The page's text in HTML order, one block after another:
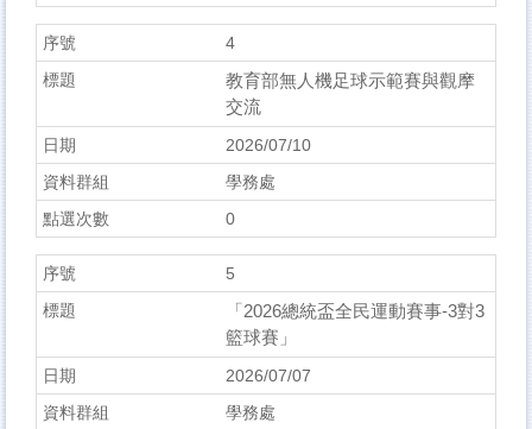
4
教育部無人機足球示範賽與觀摩
交流
2026/07/10
學務處
0
5
「2026總統盃全民運動賽事-3對3
籃球賽」
2026/07/07
學務處